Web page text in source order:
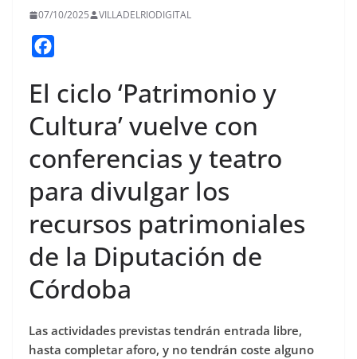
07/10/2025 VILLADELRIODIGITAL
c
b
o
k
El ciclo ‘Patrimonio y
Cultura’ vuelve con
conferencias y teatro
para divulgar los
recursos patrimoniales
de la Diputación de
Córdoba
Las actividades previstas tendrán entrada libre,
hasta completar aforo, y no tendrán coste alguno